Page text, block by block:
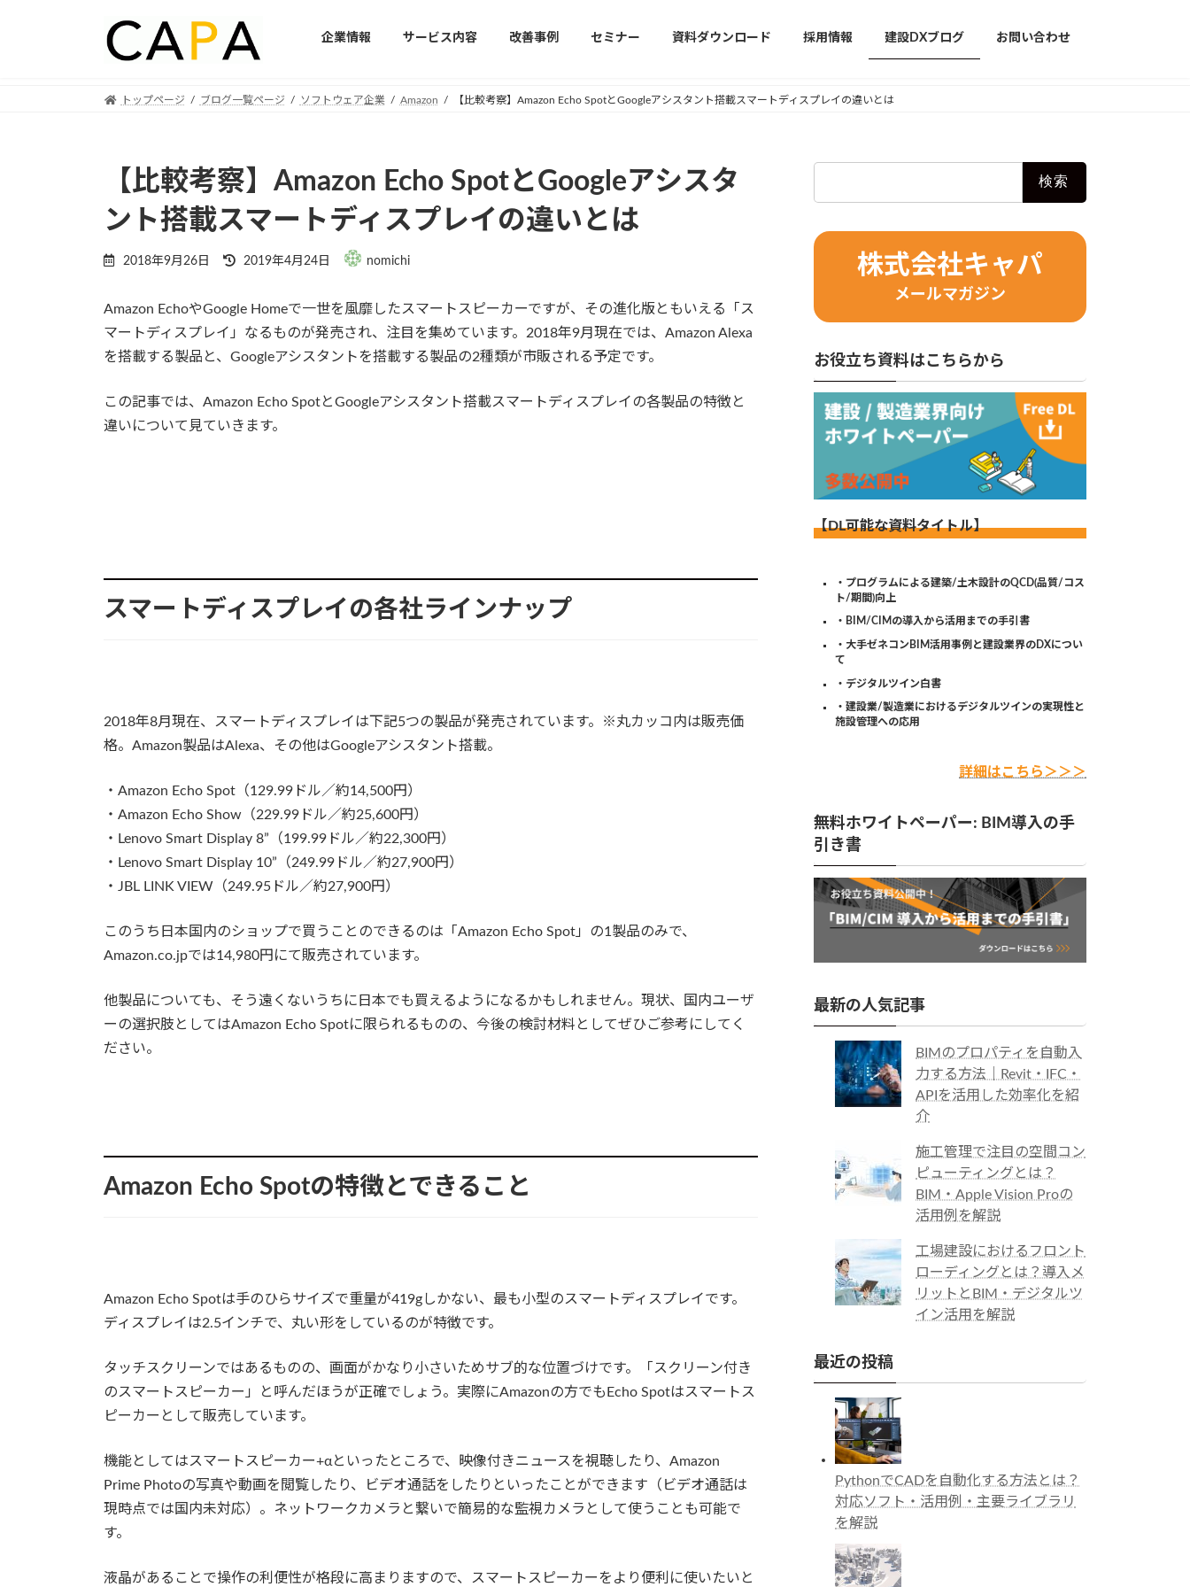
企業情報 サービス内容 改善事例 セミナー 資料ダウンロード 採用情報 建設DXブログ お問い合わせ
トップページ ブログ一覧ページ ソフトウェア企業 Amazon 【比較考察】Amazon Echo SpotとGoogleアシスタント搭載スマートディスプレイの違いとは
【比較考察】Amazon Echo SpotとGoogleアシスタ
ント搭載スマートディスプレイの違いとは
2018年9月26日
Last
updated
2019年4月24日 nomichi
Amazon EchoやGoogle Homeで一世を風靡したスマートスピーカーですが、その進化版ともいえる「ス
マートディスプレイ」なるものが発売され、注目を集めています。2018年9月現在では、Amazon Alexa
を搭載する製品と、Googleアシスタントを搭載する製品の2種類が市販される予定です。
この記事では、Amazon Echo SpotとGoogleアシスタント搭載スマートディスプレイの各製品の特徴と
違いについて見ていきます。
スマートディスプレイの各社ラインナップ
2018年8月現在、スマートディスプレイは下記5つの製品が発売されています。※丸カッコ内は販売価
格。Amazon製品はAlexa、その他はGoogleアシスタント搭載。
・Amazon Echo Spot（129.99ドル／約14,500円）
・Amazon Echo Show（229.99ドル／約25,600円）
・Lenovo Smart Display 8”（199.99ドル／約22,300円）
・Lenovo Smart Display 10”（249.99ドル／約27,900円）
・JBL LINK VIEW（249.95ドル／約27,900円）
このうち日本国内のショップで買うことのできるのは「Amazon Echo Spot」の1製品のみで、
Amazon.co.jpでは14,980円にて販売されています。
他製品についても、そう遠くないうちに日本でも買えるようになるかもしれません。現状、国内ユーザ
ーの選択肢としてはAmazon Echo Spotに限られるものの、今後の検討材料としてぜひご参考にしてく
ださい。
Amazon Echo Spotの特徴とできること
Amazon Echo Spotは手のひらサイズで重量が419gしかない、最も小型のスマートディスプレイです。
ディスプレイは2.5インチで、丸い形をしているのが特徴です。
タッチスクリーンではあるものの、画面がかなり小さいためサブ的な位置づけです。「スクリーン付き
のスマートスピーカー」と呼んだほうが正確でしょう。実際にAmazonの方でもEcho Spotはスマートス
ピーカーとして販売しています。
機能としてはスマートスピーカー+αといったところで、映像付きニュースを視聴したり、Amazon
Prime Photoの写真や動画を閲覧したり、ビデオ通話をしたりといったことができます（ビデオ通話は
現時点では国内未対応）。ネットワークカメラと繋いで簡易的な監視カメラとして使うことも可能で
す。
液晶があることで操作の利便性が格段に高まりますので、スマートスピーカーをより便利に使いたいと
株式会社キャパ
メールマガジン
お役立ち資料はこちらから
【DL可能な資料タイトル】
・プログラムによる建築/土木設計のQCD(品質/コス
ト/期間)向上
・BIM/CIMの導入から活用までの手引書
・大手ゼネコンBIM活用事例と建設業界のDXについ
て
・デジタルツイン白書
・建設業/製造業におけるデジタルツインの実現性と
施設管理への応用
詳細はこちら＞＞＞
無料ホワイトペーパー: BIM導入の手
引き書
最新の人気記事
BIMのプロパティを自動入
力する方法｜Revit・IFC・
APIを活用した効率化を紹
介
施工管理で注目の空間コン
ピューティングとは？
BIM・Apple Vision Proの
活用例を解説
工場建設におけるフロント
ローディングとは？導入メ
リットとBIM・デジタルツ
イン活用を解説
最近の投稿
PythonでCADを自動化する方法とは？
対応ソフト・活用例・主要ライブラリ
を解説